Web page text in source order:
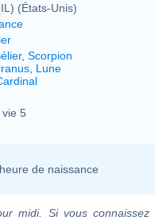
(États-Unis)
, Scorpion
Lune
5
de naissance
midi. Si vous connaissez